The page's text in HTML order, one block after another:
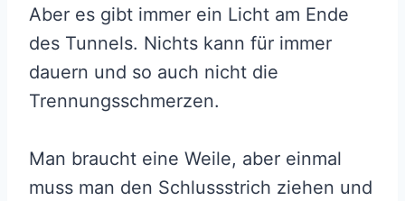
Aber es gibt immer ein Licht am Ende
des Tunnels. Nichts kann für immer
dauern und so auch nicht die
Trennungsschmerzen.
Man braucht eine Weile, aber einmal
muss man den Schlussstrich ziehen und